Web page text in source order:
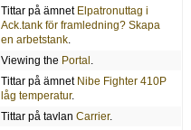
Tittar på ämnet Elpatronuttag i
Ack.tank för framledning? Skapa
en arbetstank.
Viewing the Portal .
Tittar på ämnet Nibe Fighter 410P
låg temperatur.
Tittar på tavlan Carrier.